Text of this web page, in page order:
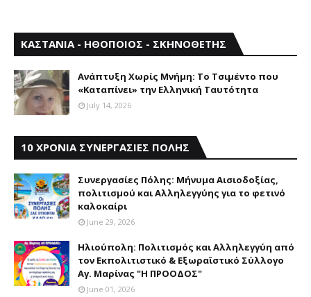
ΚΑΣΤΑΝΙΑ - ΗΘΟΠΟΙΟΣ - ΣΚΗΝΟΘΕΤΗΣ
Aνάπτυξη Xωρίς Mνήμη: Το Τσιμέντο που
«Καταπίνει» την Ελληνική Ταυτότητα
July 14, 2026
10 ΧΡΟΝΙΑ ΣΥΝΕΡΓΑΣΙΕΣ ΠΟΛΗΣ
Συνεργασίες Πόλης: Mήνυμα Aισιοδοξίας,
πολιτισμού και Aλληλεγγύης για το φετινό
καλοκαίρι
June 29, 2026
Ηλιούπολη: Πολιτισμός και Aλληλεγγύη από
τον Εκπολιτιστικό & Εξωραϊστικό Σύλλογο
Αγ. Μαρίνας "Η ΠΡΟΟΔΟΣ"
June 01, 2026